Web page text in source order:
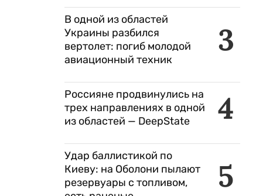
3
В одной из областей
Украины разбился
вертолет: погиб молодой
авиационный техник
4
Россияне продвинулись на
трех направлениях в одной
из областей — DeepState
5
Удар баллистикой по
Киеву: на Оболони пылают
резервуары с топливом,